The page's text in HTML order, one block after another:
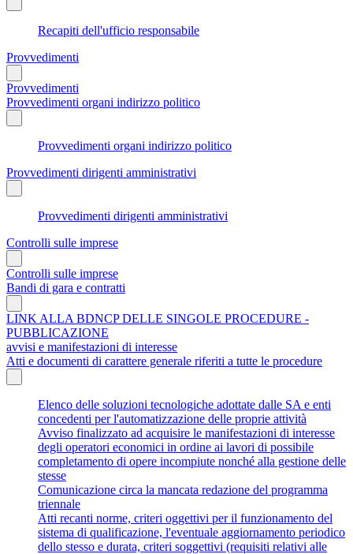
Recapiti dell'ufficio responsabile
Provvedimenti
Provvedimenti
Provvedimenti organi indirizzo politico
Provvedimenti organi indirizzo politico
Provvedimenti dirigenti amministrativi
Provvedimenti dirigenti amministrativi
Controlli sulle imprese
Controlli sulle imprese
Bandi di gara e contratti
LINK ALLA BDNCP DELLE SINGOLE PROCEDURE -
PUBBLICAZIONE
avvisi e manifestazioni di interesse
Atti e documenti di carattere generale riferiti a tutte le procedure
Elenco delle soluzioni tecnologiche adottate dalle SA e enti
concedenti per l'automatizzazione delle proprie attività
Avviso finalizzato ad acquisire le manifestazioni di interesse
degli operatori economici in ordine ai lavori di possibile
completamento di opere incompiute nonché alla gestione delle
stesse
Comunicazione circa la mancata redazione del programma
triennale
Atti recanti norme, criteri oggettivi per il funzionamento del
sistema di qualificazione, l'eventuale aggiornamento periodico
dello stesso e durata, criteri soggettivi (requisiti relativi alle